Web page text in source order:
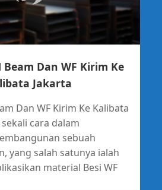
Beam Dan WF Kirim Ke
Jakarta
Dan WF Kirim Ke Kalibata
cara dalam
sebuah
yang salah satunya ialah
material Besi WF